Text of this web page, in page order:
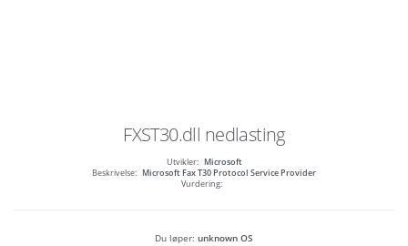
FXST30.dll nedlasting
Utvikler: Microsoft
Beskrivelse: Microsoft Fax T30 Protocol Service Provider
Vurdering:
Du løper: unknown OS